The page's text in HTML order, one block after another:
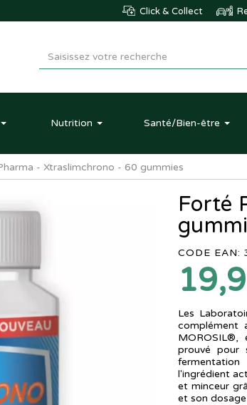
Click & Collect
Nutrition Santé/Bien-être
- Xtraslimchrono - 60 gummies
Forté
CODE
Les
complément
MOROSIL®,
prouvé pour
l'ingrédient
et minceur
et son